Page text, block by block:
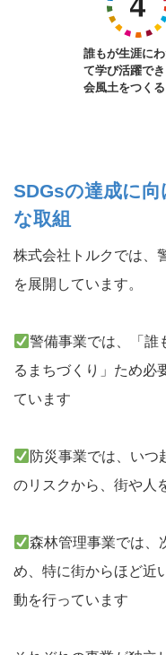
誰もが生涯に
て学び活躍で
会風土をつくる
SDGsの達成に
な取組
株式会社トルクでは、
を展開しています。
警備事業では、「誰
るまちづくり」ため必
ています
防災事業では、いつ
のリスクから、街や人
森林管理事業では、
め、特に街からほど近
動を行っています